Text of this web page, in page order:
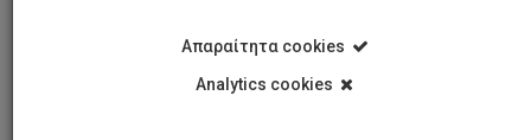
Απαραίτητα cookies
Analytics cookies